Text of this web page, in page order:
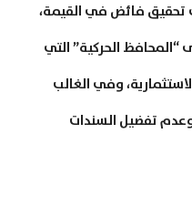
تحقيق فائض في القيمة،
الحركية” التي
وفي الغالب
تفضيل السندات